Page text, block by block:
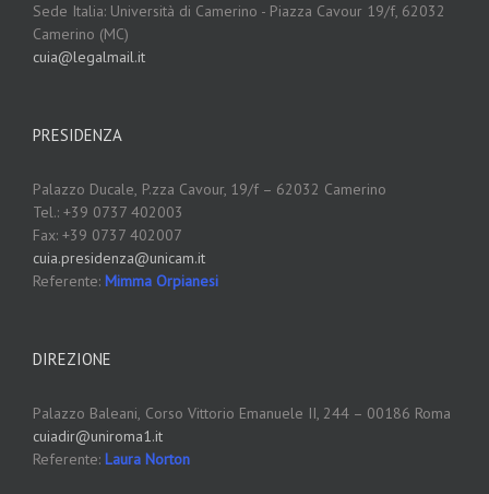
Sede Italia: Università di Camerino - Piazza Cavour 19/f, 62032
Camerino (MC)
cuia@legalmail.it
PRESIDENZA
Palazzo Ducale, P.zza Cavour, 19/f – 62032 Camerino
Tel.: +39 0737 402003
Fax: +39 0737 402007
cuia.presidenza@unicam.it
Referente: Mimma Orpianesi
DIREZIONE
Palazzo Baleani, Corso Vittorio Emanuele II, 244 – 00186 Roma
cuiadir@uniroma1.it
Referente: Laura Norton